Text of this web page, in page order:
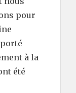
pour
à la
été